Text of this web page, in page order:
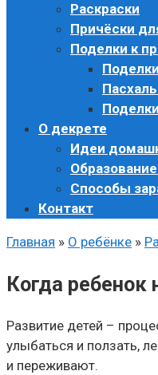
Раскраски
Причёски
Поделки к
О декрете
Идеи
Способы
Контакт
Главная » О ребёнке »
Когда ребенок
Развитие детей –
улыбаться и ползать,
и переживают.